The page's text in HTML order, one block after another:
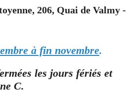
, 206, Quai de Valmy -
à fin novembre.
les jours fériés et
C.